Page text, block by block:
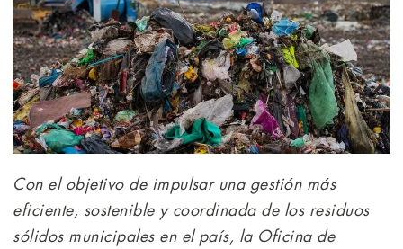
Con el objetivo de impulsar una gestión más
eficiente, sostenible y coordinada de los residuos
sólidos municipales en el país, la Oficina de